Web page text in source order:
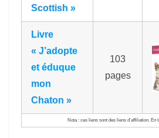
Scottish »
Livre
« J’adopte
et éduque
mon
Chaton »
103
pages
Nota : ces liens sont des liens d’affiliation.